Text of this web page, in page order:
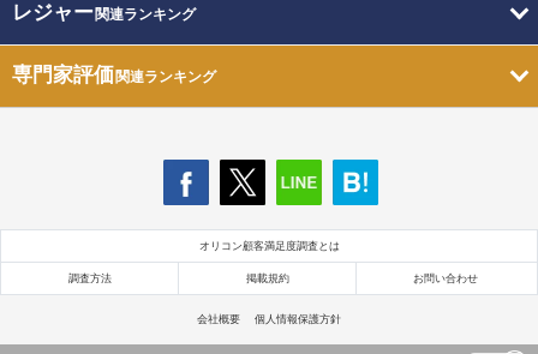
レジャー関連ランキング
専門家評価関連ランキング
オリコン顧客満足度調査とは
調査方法 掲載規約 お問い合わせ
会社概要 個人情報保護方針